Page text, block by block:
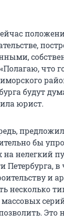
что
будут
юрист.
бы
нелегкий
Петербурга, в
и
несколько
Это